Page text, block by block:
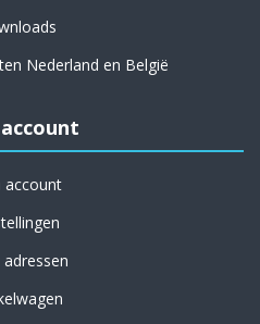
Nederland en België
account
adressen